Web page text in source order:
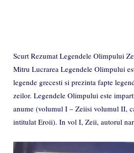
Scurt Rezumat Legendele Olimpului
Mitru Lucrarea Legendele Olimpului
legende grecesti si prezinta fapte
zeilor. Legendele Olimpului este
anume (volumul I – Zeiisi volumul II,
intitulat Eroii). In vol I, Zeii, autorul